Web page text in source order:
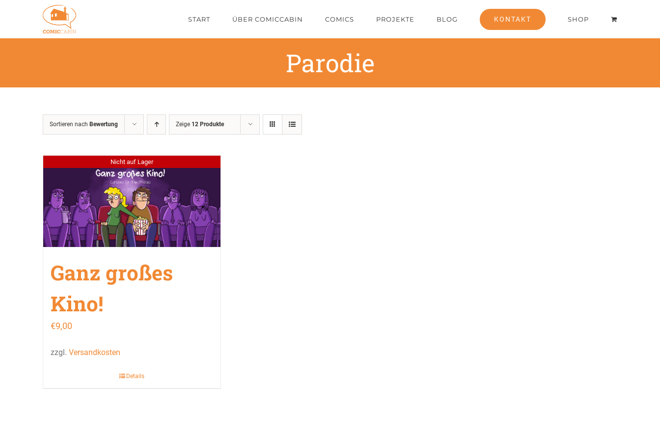
springen
START ÜBER COMICCABIN COMICS PROJEKTE BLOG KONTAKT SHOP
Parodie
Sortieren nach Bewertung Zeige 12 Produkte
Nicht auf Lager
Ganz großes
Kino!
€9,00
zzgl. Versandkosten
Details